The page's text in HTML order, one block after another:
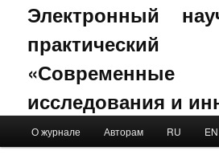
Электронный
исследования и
Skip to primary content
Skip to secondary content
О журнале Авторам RU EN